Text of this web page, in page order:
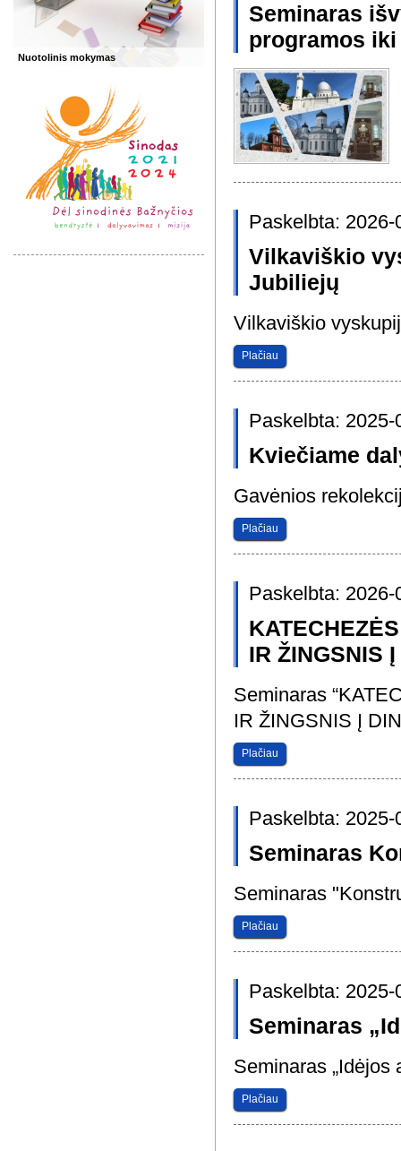
Nuotolinis mokymas
Seminaras
programos
Paskelbta: 2026-
Vilkaviškio
Jubiliejų
Vilkaviškio
Plačiau
Paskelbta: 2025-
Kviečiame
Gavėnios
Plačiau
Paskelbta: 2026-
IR ŽINGSNIS
Seminaras
IR ŽINGSNIS Į
Plačiau
Paskelbta: 2025-
Seminaras
Seminaras
Plačiau
Paskelbta: 2025-
Seminaras
Seminaras „Idėjos
Plačiau